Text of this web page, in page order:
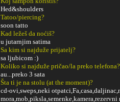
Hed&shoulders
Tatoo/piercing?
soon tatto
Kad ležeš da noćiš?
u jutarnjim satima
Sa kim si najduže prijatelj?
sa ljubicom :)
Koliko si najduže pričao/la preko telefona?
au...preko 3 sata
Šta ti je na stolu (at the moment)?
cd-ovi,sweps,neki